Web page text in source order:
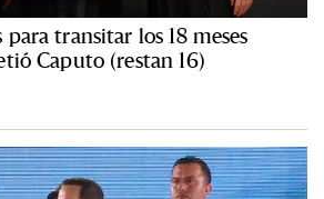
transitar los 18 meses
Caputo (restan 16)